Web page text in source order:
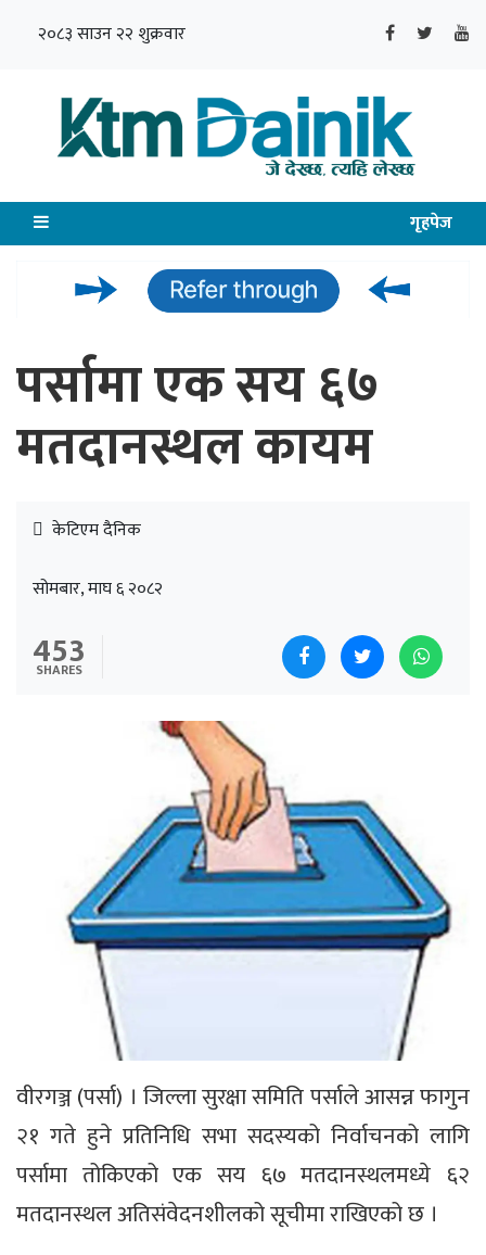
२०८३ साउन २२ शुक्रवार
गृहपेज
पर्सामा एक सय ६७
मतदानस्थल कायम
केटिएम दैनिक
सोमबार, माघ ६ २०८२
453
SHARES
वीरगञ्ज (पर्सा) । जिल्ला सुरक्षा समिति पर्साले आसन्न फागुन
२१ गते हुने प्रतिनिधि सभा सदस्यको निर्वाचनको लागि
पर्सामा तोकिएको एक सय ६७ मतदानस्थलमध्ये ६२
मतदानस्थल अतिसंवेदनशीलको सूचीमा राखिएको छ ।